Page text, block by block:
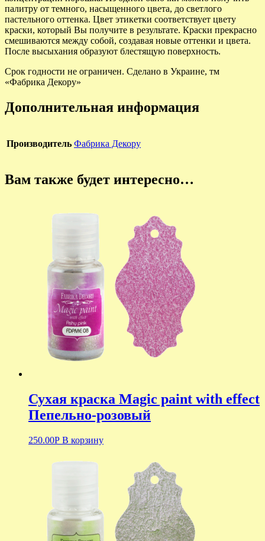
палитру от темного, насыщенного цвета, до светлого
пастельного оттенка. Цвет этикетки соответствует цвету
краски, который Вы получите в результате. Краски прекрасно
смешиваются между собой, создавая новые оттенки и цвета.
После высыхания образуют блестящую поверхность.
Срок годности не ограничен. Сделано в Украине, тм
«Фабрика Декору»
Дополнительная информация
Производитель Фабрика Декору
Вам также будет интересно…
Сухая краска Magic paint with effect
Пепельно-розовый
250.00Р В корзину